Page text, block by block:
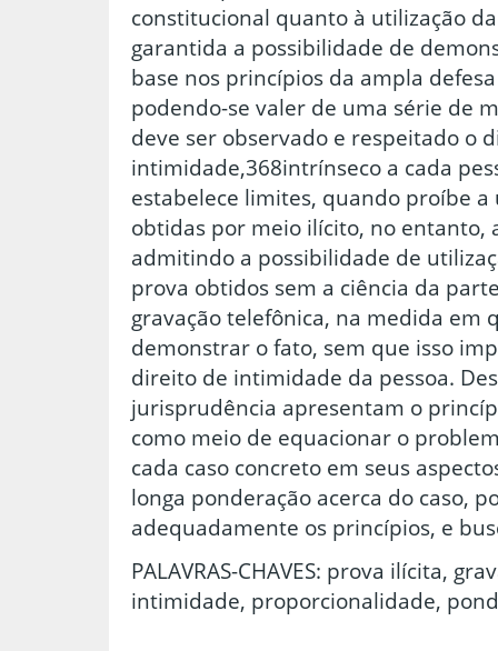
constitucional quanto à utilização
garantida a possibilidade de
base nos princípios da ampla
podendo-se valer de uma série de
deve ser observado e respeitado o
intimidade,368intrínseco a cada
estabelece limites, quando proíbe a
obtidas por meio ilícito, no entanto,
admitindo a possibilidade de
prova obtidos sem a ciência da
gravação telefônica, na medida em
demonstrar o fato, sem que isso
direito de intimidade da pessoa.
jurisprudência apresentam o
como meio de equacionar o
cada caso concreto em seus
longa ponderação acerca do caso,
adequadamente os princípios, e
PALAVRAS-CHAVES: prova ilícita,
intimidade, proporcionalidade,